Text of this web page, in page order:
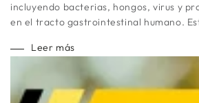
incluyendo bacterias, hongos, virus y
en el tracto gastrointestinal humano.
Leer más